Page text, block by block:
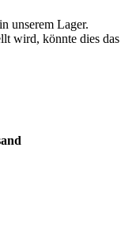
unserem Lager.
wird, könnte dies das